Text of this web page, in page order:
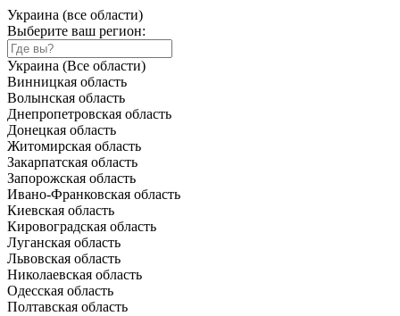
Украина (все области)
Выберите ваш регион:
Украина (Все области)
Винницкая область
Волынская область
Днепропетровская область
Донецкая область
Житомирская область
Закарпатская область
Запорожская область
Ивано-Франковская область
Киевская область
Кировоградская область
Луганская область
Львовская область
Николаевская область
Одесская область
Полтавская область